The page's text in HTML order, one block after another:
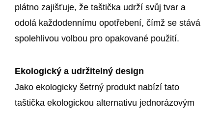
plátno zajišťuje, že taštička udrží svůj tvar a
odolá každodennímu opotřebení, čímž se stává
spolehlivou volbou pro opakované použití.
Ekologický a udržitelný design
Jako ekologicky šetrný produkt nabízí tato
taštička ekologickou alternativu jednorázovým